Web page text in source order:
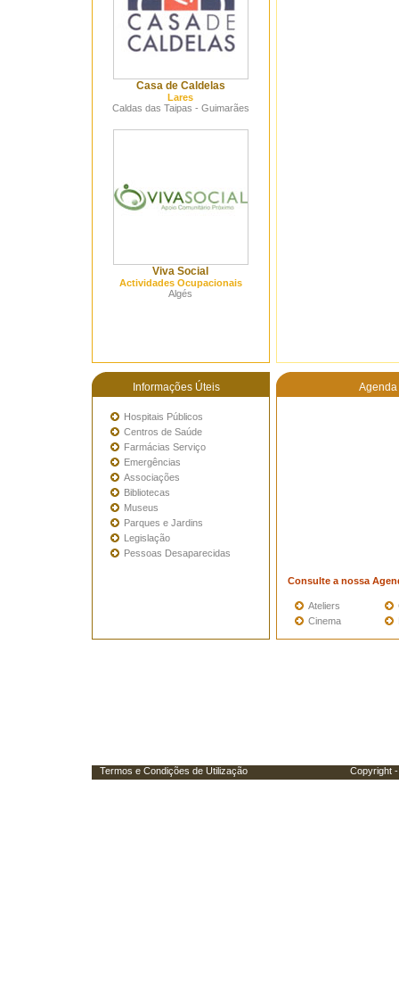
Casa de Caldelas
Lares
Caldas das Taipas - Guimarães
Viva Social
Actividades Ocupacionais
Algés
Informações Úteis Agenda
Hospitais Públicos
Centros de Saúde
Farmácias Serviço
Emergências
Associações
Bibliotecas
Museus
Parques e Jardins
Legislação
Pessoas Desaparecidas
Consulte a nossa
Ateliers
Cinema
Termos e Condições de Utilização Copyright -